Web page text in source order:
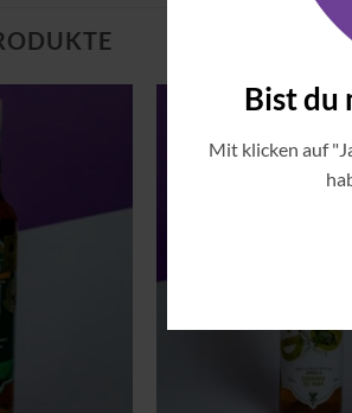
Bist du
Mit klicken auf